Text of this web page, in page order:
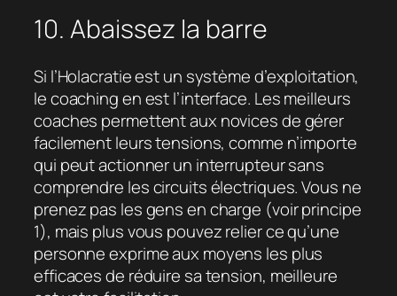
10. Abaissez la barre
Si l’Holacratie est un système d’exploitation,
le coaching en est l’interface. Les meilleurs
coaches permettent aux novices de gérer
facilement leurs tensions, comme n’importe
qui peut actionner un interrupteur sans
comprendre les circuits électriques. Vous ne
prenez pas les gens en charge (voir principe
1), mais plus vous pouvez relier ce qu’une
personne exprime aux moyens les plus
efficaces de réduire sa tension, meilleure